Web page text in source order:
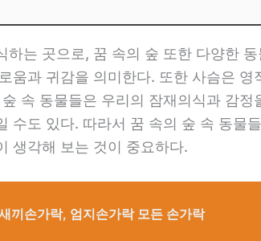
하는 곳으로, 꿈 속의 숲 또한 다양한
움과 귀감을 의미한다. 또한 사슴은
속 동물들은 우리의 잠재의식과 감
수도 있다. 따라서 꿈 속의 숲 속 동물
생각해 보는 것이 중요하다.
끼손가락, 엄지손가락 모든 손가락